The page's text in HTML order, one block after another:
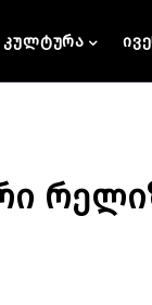
კულტურა